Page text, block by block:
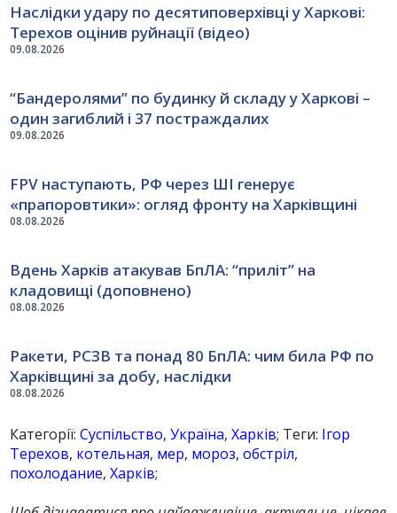
09.08.2026
Наслідки удару по десятиповерхівці у Харкові:
Терехов оцінив руйнації (відео)
09.08.2026
“Бандеролями” по будинку й складу у Харкові –
один загиблий і 37 постраждалих
08.08.2026
FPV наступають, РФ через ШІ генерує
«прапоровтики»: огляд фронту на Харківщині
08.08.2026
Вдень Харків атакував БпЛА: “приліт” на
кладовищі (доповнено)
08.08.2026
Ракети, РСЗВ та понад 80 БпЛА: чим била РФ по
Харківщині за добу, наслідки
Категорії:Суспільство,Україна,Харків; Теги: Ігор
Терехов, котельная, мер, мороз,обстріл,
похолодание,Харків;